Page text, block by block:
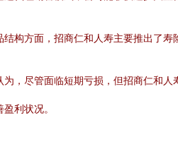
结构方面，招商仁和人寿主要推出了
为，尽管面临短期亏损，但招商仁和
利状况。